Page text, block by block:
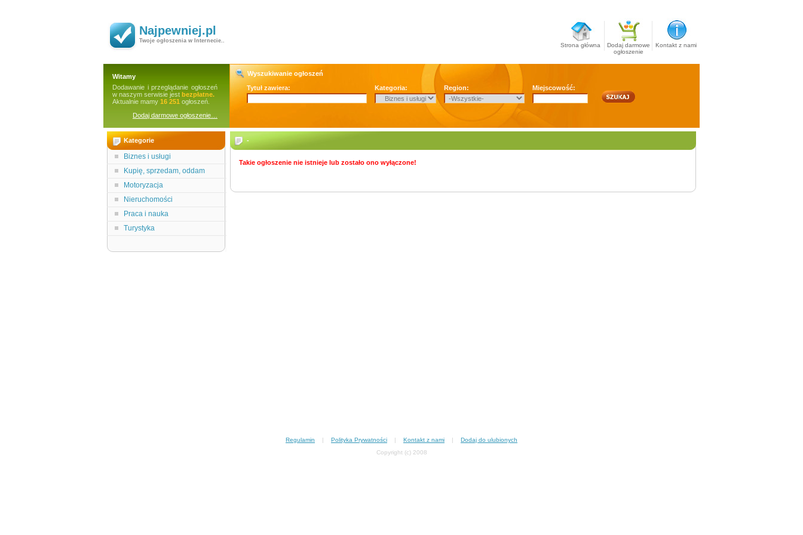
Najpewniej.pl
Twoje ogłoszenia w Internecie..
Strona główna
Dodaj darmowe
ogłoszenie
Kontakt z nami
Witamy
Dodawanie i przeglądanie ogłoszeń
w naszym serwisie jest bezpłatne.
Aktualnie mamy 16 251 ogłoszeń.
Dodaj darmowe ogłoszenie…
Wyszukiwanie ogłoszeń
Tytuł zawiera:
Kategoria: Region: Miejscowość:
Kategorie
Biznes i usługi
Kupię, sprzedam, oddam
Motoryzacja
Nieruchomości
Praca i nauka
Turystyka
-
Takie ogłoszenie nie istnieje lub zostało ono wyłączone!
Regulamin | Polityka Prywatności | Kontakt z nami | Dodaj do ulubionych
Copyright (c) 2008